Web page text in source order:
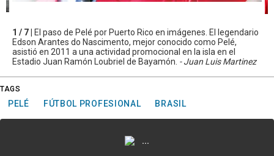
1 / 7 |
El paso de Pelé por Puerto Rico en imágenes. El legendario
Edson Arantes do Nascimento, mejor conocido como Pelé,
asistió en 2011 a una actividad promocional en la isla en el
Estadio Juan Ramón Loubriel de Bayamón. - Juan Luis Martinez
TAGS
PELÉ FÚTBOL PROFESIONAL BRASIL
...